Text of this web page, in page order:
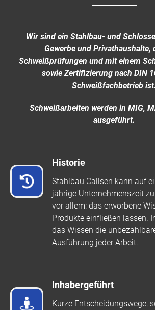
Wir sind ein Stahlbau- und
Gewerbe und Privathaushalte,
Schweißprüfungen und mit einem
sowie Zertifizierung nach DIN
Schweißfachbetrieb ist.
Schweißarbeiten werden in MIG,
ausgeführt.
Historie
Stahlbau Callsen kann auf
jährige Unternehmenszeit
vor allem: das erworbene
Produkte einfließen lassen.
das Wissen die
Ausführung jeder Arbeit.
Inhabergeführt
Kurze Entscheidungswege,